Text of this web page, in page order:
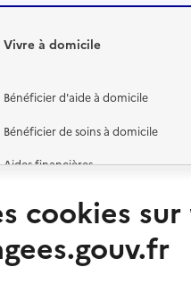
Vivre à domicile
Bénéficier d'aide à domicile
Bénéficier de soins à domicile
Aides financières
Vivre à domicile avec une
cookies